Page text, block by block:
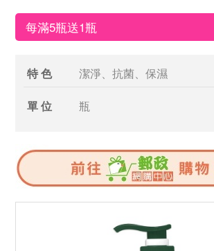
每滿5瓶送1瓶
特 色 潔淨、抗菌、保濕
單 位 瓶